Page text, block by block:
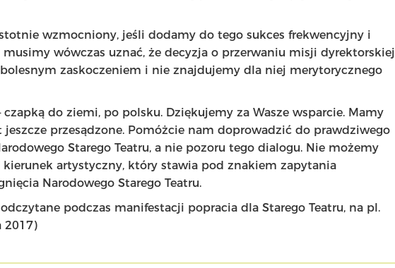
wzmocniony, jeśli dodamy do tego sukces frekwencyjny i
wówczas uznać, że decyzja o przerwaniu misji dyrektorskiej
zaskoczeniem i nie znajdujemy dla niej merytorycznego
czapką do ziemi, po polsku. Dziękujemy za Wasze wsparcie. Mamy
jeszcze przesądzone. Pomóżcie nam doprowadzić do prawdziwego
Starego Teatru, a nie pozoru tego dialogu. Nie możemy
artystyczny, który stawia pod znakiem zapytania
Narodowego Starego Teatru.
podczas manifestacji popracia dla Starego Teatru, na pl.
2017)